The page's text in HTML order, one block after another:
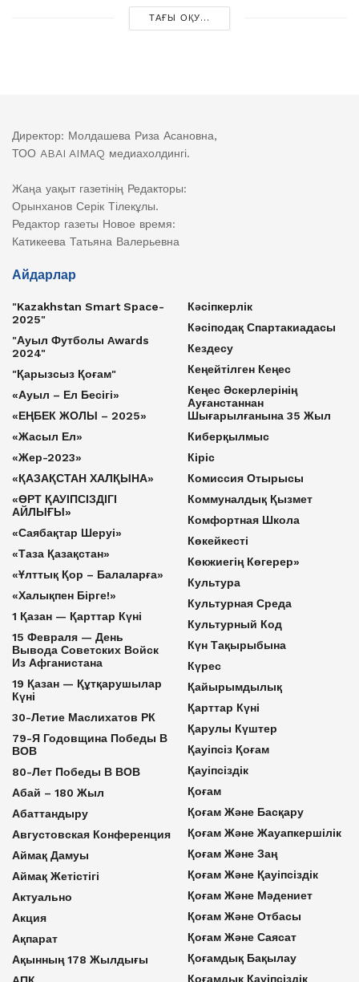
ТАҒЫ ОҚУ...
Директор: Молдашева Риза Асановна,
ТОО ABAI AIMAQ медиахолдингі.
Жаңа уақыт газетінің Редакторы:
Орынханов Серік Тілекұлы.
Редактор газеты Новое время:
Катикеева Татьяна Валерьевна
Айдарлар
"Kazakhstan Smart Space-
2025"
"Ауыл Футболы Awards
2024"
"Қарызсыз Қоғам"
«Ауыл – Ел Бесігі»
«ЕҢБЕК ЖОЛЫ – 2025»
«Жасыл Ел»
«Жер-2023»
«ҚАЗАҚСТАН ХАЛҚЫНА»
«ӨРТ ҚАУІПСІЗДІГІ
АЙЛЫҒЫ»
«Саябақтар Шеруі»
«Таза Қазақстан»
«Ұлттық Қор – Балаларға»
«Халықпен Бірге!»
1 Қазан — Қарттар Күні
15 Февраля — День
Вывода Советских Войск
Из Афганистана
19 Қазан — Құтқарушылар
Күні
30-Летие Маслихатов РК
79-Я Годовщина Победы В
ВОВ
80-Лет Победы В ВОВ
Абай – 180 Жыл
Абаттандыру
Августовская Конференция
Аймақ Дамуы
Аймақ Жетістігі
Актуально
Акция
Ақпарат
Ақынның 178 Жылдығы
Кәсіпкерлік
Кәсіподақ Спартакиадасы
Кездесу
Кеңейтілген Кеңес
Кеңес Әскерлерінің
Ауғанстаннан
Шығарылғанына 35 Жыл
Киберқылмыс
Кіріс
Комиссия Отырысы
Коммуналдық Қызмет
Комфортная Школа
Көкейкесті
Көкжиегің Көгерер»
Культура
Культурная Среда
Культурный Код
Күн Тақырыбына
Күрес
Қайырымдылық
Қарттар Күні
Қарулы Күштер
Қауіпсіз Қоғам
Қауіпсіздік
Қоғам
Қоғам Және Басқару
Қоғам Және Жауапкершілік
Қоғам Және Заң
Қоғам Және Қауіпсіздік
Қоғам Және Мәдениет
Қоғам Және Отбасы
Қоғам Және Саясат
Қоғамдық Бақылау
Қоғамдық Қауіпсіздік